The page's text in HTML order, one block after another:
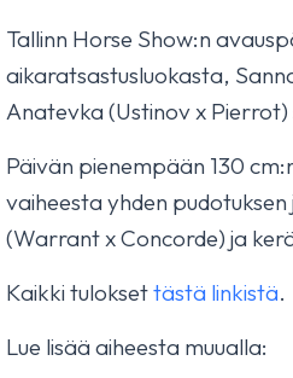
Tallinn Horse Show:n
aikaratsastusluokasta,
Anatevka (Ustinov x
Päivän pienempään 130
vaiheesta yhden
(Warrant x Concorde) ja
Kaikki tuloksettästä linkistä.
Lue lisää aiheesta muualla:
Isabella HX fourth